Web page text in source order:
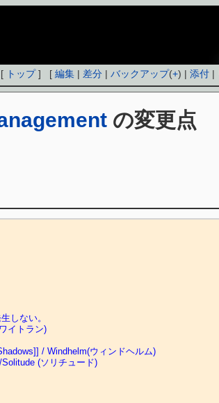
[ トップ] [編集 | 差分 |バックアップ(+) |添付 |
の変更点
しない。
イトラン)
/ Windhelm(ウィンドヘルム)
(ソリチュード)